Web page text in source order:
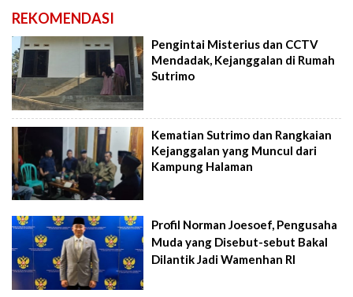
REKOMENDASI
Pengintai Misterius dan CCTV
Mendadak, Kejanggalan di Rumah
Sutrimo
Kematian Sutrimo dan Rangkaian
Kejanggalan yang Muncul dari
Kampung Halaman
Profil Norman Joesoef, Pengusaha
Muda yang Disebut-sebut Bakal
Dilantik Jadi Wamenhan RI